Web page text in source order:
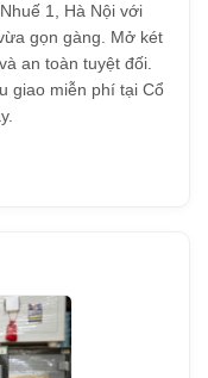
1, Hà Nội với
gọn gàng. Mở két
an toàn tuyệt đối.
giao miễn phí tại Cổ